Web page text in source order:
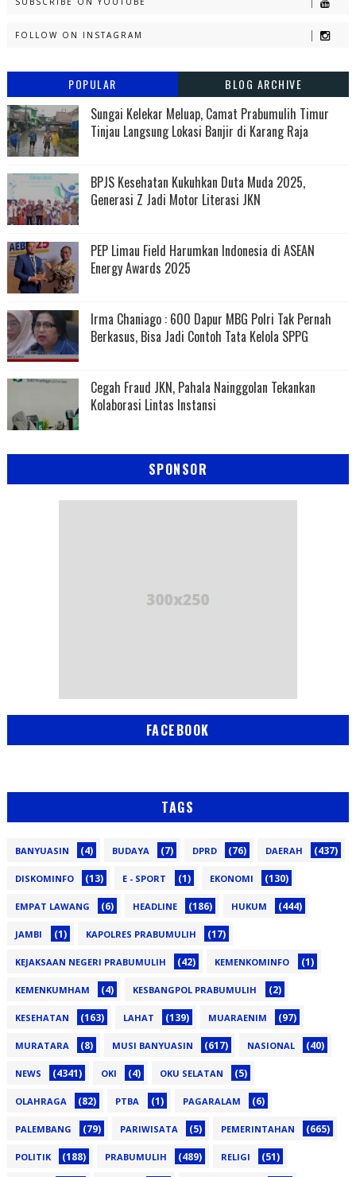
FOLLOW ON INSTAGRAM
POPULAR BLOG ARCHIVE
Sungai Kelekar Meluap, Camat Prabumulih Timur
Tinjau Langsung Lokasi Banjir di Karang Raja
BPJS Kesehatan Kukuhkan Duta Muda 2025,
Generasi Z Jadi Motor Literasi JKN
PEP Limau Field Harumkan Indonesia di ASEAN
Energy Awards 2025
Irma Chaniago : 600 Dapur MBG Polri Tak Pernah
Berkasus, Bisa Jadi Contoh Tata Kelola SPPG
Cegah Fraud JKN, Pahala Nainggolan Tekankan
Kolaborasi Lintas Instansi
SPONSOR
FACEBOOK
TAGS
BANYUASIN (4) BUDAYA (7) DPRD (76) DAERAH (437)
DISKOMINFO (13) E - SPORT (1) EKONOMI (130)
EMPAT LAWANG (6) HEADLINE (186) HUKUM (444)
JAMBI (1) KAPOLRES PRABUMULIH (17)
KEJAKSAAN NEGERI PRABUMULIH (42) KEMENKOMINFO (1)
KEMENKUMHAM (4) KESBANGPOL PRABUMULIH (2)
KESEHATAN (163) LAHAT (139) MUARAENIM (97)
MURATARA (8) MUSI BANYUASIN (617) NASIONAL (40)
NEWS (4341) OKI (4) OKU SELATAN (5)
OLAHRAGA (82) PTBA (1) PAGARALAM (6)
PALEMBANG (79) PARIWISATA (5) PEMERINTAHAN (665)
POLITIK (188) PRABUMULIH (489) RELIGI (51)